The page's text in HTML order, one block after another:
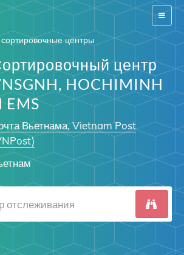
Switch
центры
центр
HOCHIMINH
EMS
Вьетнама, Vietnam Post